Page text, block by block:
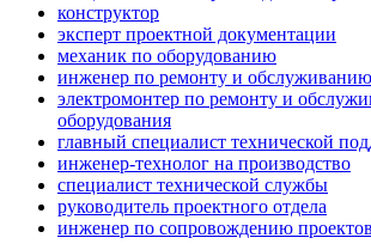
конструктор
эксперт проектной документации
механик по оборудованию
инженер по ремонту и
электромонтер по ремонту и
оборудования
главный специалист технической
инженер-технолог на производство
специалист технической службы
руководитель проектного отдела
инженер по сопровождению проектов